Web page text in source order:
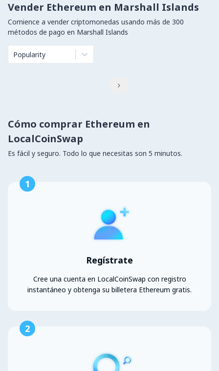
Vender Ethereum en Marshall Islands
Comience a vender criptomonedas usando más de 300
métodos de pago en Marshall Islands
Popularity

Cómo comprar Ethereum en
LocalCoinSwap
Es fácil y seguro. Todo lo que necesitas son 5 minutos.
1
Regístrate
Cree una cuenta en LocalCoinSwap con registro
instantáneo y obtenga su billetera Ethereum gratis.
2